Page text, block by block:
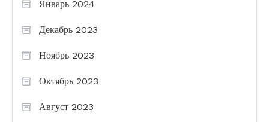
Январь 2024
Декабрь 2023
Ноябрь 2023
Октябрь 2023
Август 2023